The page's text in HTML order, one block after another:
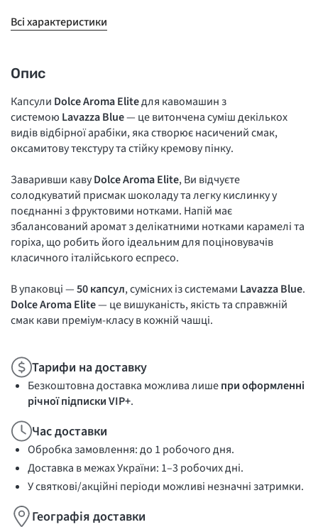
Всі характеристики
Опис
Капсули Dolce Aroma Eliteдля кавомашин з
системою Lavazza Blue— це витончена суміш декількох
видів відбірної арабіки, яка створює насичений смак,
оксамитову текстуру та стійку кремову пінку.
Заваривши кавуDolce Aroma Elite, Ви відчуєте
солодкуватий присмак шоколаду та легку кислинку у
поєднанні з фруктовими нотками. Напій має
збалансований аромат з делікатними нотками карамелі та
горіха, що робить його ідеальним для поціновувачів
класичного італійського еспресо.
В упаковці —50 капсул, сумісних із системами Lavazza Blue.
Dolce Aroma Elite— це вишуканість, якість та справжній
смак кави преміум-класу в кожній чашці.
Тарифи на доставку
Безкоштовна доставка можлива лишепри оформленні
річної підписки VIP+.
Час доставки
Обробка замовлення: до 1 робочого дня.
Доставка в межах України: 1–3 робочих дні.
У святкові/акційні періоди можливі незначні затримки.
Географія доставки